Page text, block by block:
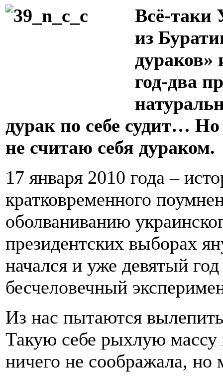
Всё-таки
из
дураков»
год-два
дурак по себе судит…
не считаю себя дураком.
17 января 2010 года –
кратковременного
оболваниванию
президентских выборах
начался и уже девятый
бесчеловечный
Из нас пытаются
Такую себе рыхлую массу
ничего не соображала, но